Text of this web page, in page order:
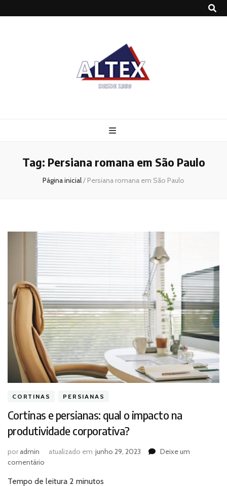
Tag: Persiana romana em São Paulo
Página inicial/ Persiana romana em São Paulo
CORTINAS PERSIANAS
Cortinas e persianas: qual o impacto na
produtividade corporativa?
poradmin atualizado em junho 29, 2023
Deixe um
comentário
e
Tempo de leitura 2 minutos